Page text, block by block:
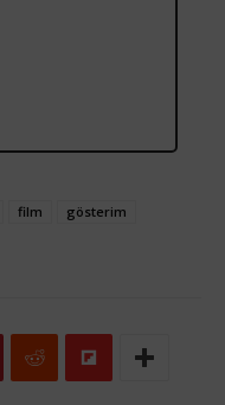
film
gösterim